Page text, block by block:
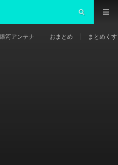
銀河アンテナ おまとめ まとめく